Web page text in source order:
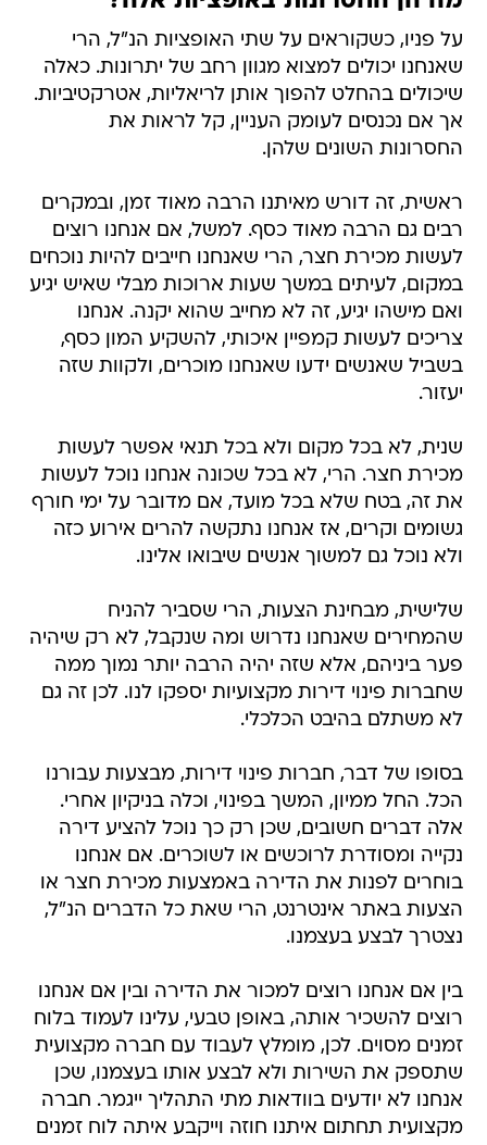
על פניו, כשקוראים על שתי האופציות הנ"ל, הרי
שאנחנו יכולים למצוא מגוון רחב של יתרונות. כאלה
שיכולים בהחלט להפוך אותן לריאליות, אטרקטיביות.
אך אם נכנסים לעומק העניין, קל לראות את
החסרונות השונים שלהן.
ראשית, זה דורש מאיתנו הרבה מאוד זמן, ובמקרים
רבים גם הרבה מאוד כסף. למשל, אם אנחנו רוצים
לעשות מכירת חצר, הרי שאנחנו חייבים להיות נוכחים
במקום, לעיתים במשך שעות ארוכות מבלי שאיש יגיע
ואם מישהו יגיע, זה לא מחייב שהוא יקנה. אנחנו
צריכים לעשות קמפיין איכותי, להשקיע המון כסף,
בשביל שאנשים ידעו שאנחנו מוכרים, ולקוות שזה
יעזור.
שנית, לא בכל מקום ולא בכל תנאי אפשר לעשות
מכירת חצר. הרי, לא בכל שכונה אנחנו נוכל לעשות
את זה, בטח שלא בכל מועד, אם מדובר על ימי חורף
גשומים וקרים, אז אנחנו נתקשה להרים אירוע כזה
ולא נוכל גם למשוך אנשים שיבואו אלינו.
שלישית, מבחינת הצעות, הרי שסביר להניח
שהמחירים שאנחנו נדרוש ומה שנקבל, לא רק שיהיה
פער ביניהם, אלא שזה יהיה הרבה יותר נמוך ממה
שחברות פינוי דירות מקצועיות יספקו לנו. לכן זה גם
לא משתלם בהיבט הכלכלי.
בסופו של דבר, חברות פינוי דירות, מבצעות עבורנו
הכל. החל ממיון, המשך בפינוי, וכלה בניקיון אחרי.
אלה דברים חשובים, שכן רק כך נוכל להציע דירה
נקייה ומסודרת לרוכשים או לשוכרים. אם אנחנו
בוחרים לפנות את הדירה באמצעות מכירת חצר או
הצעות באתר אינטרנט, הרי שאת כל הדברים הנ"ל,
נצטרך לבצע בעצמנו.
בין אם אנחנו רוצים למכור את הדירה ובין אם אנחנו
רוצים להשכיר אותה, באופן טבעי, עלינו לעמוד בלוח
זמנים מסוים. לכן, מומלץ לעבוד עם חברה מקצועית
שתספק את השירות ולא לבצע אותו בעצמנו, שכן
אנחנו לא יודעים בוודאות מתי התהליך ייגמר. חברה
מקצועית תחתום איתנו חוזה וייקבע איתה לוח זמנים